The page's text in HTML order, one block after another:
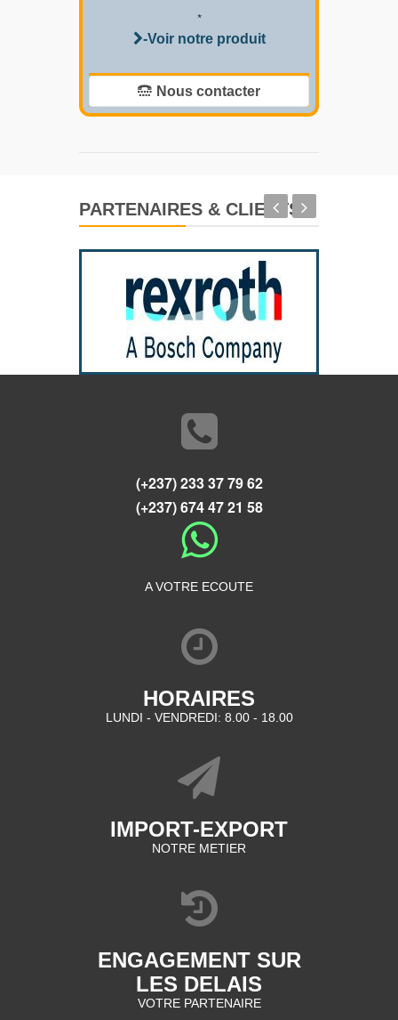
*
-Voir notre produit
Nous contacter
PARTENAIRES & CLIENTS
(+237) 233 37 79 62
(+237) 674 47 21 58
A VOTRE ECOUTE
HORAIRES
LUNDI - VENDREDI: 8.00 - 18.00
IMPORT-EXPORT
NOTRE METIER
ENGAGEMENT SUR
LES DELAIS
VOTRE PARTENAIRE